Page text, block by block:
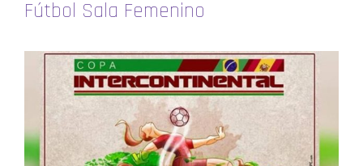
Fútbol Sala Femenino